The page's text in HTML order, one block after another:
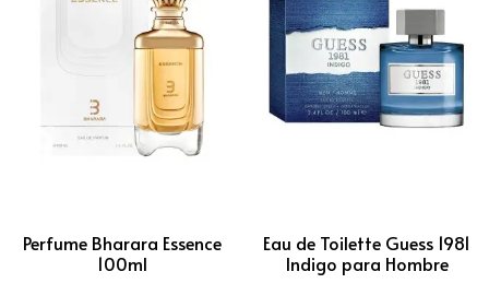
Perfume Bharara Essence
100ml
Eau de Toilette Guess 1981
Indigo para Hombre